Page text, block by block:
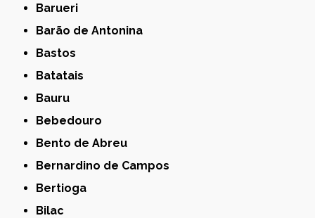
Barueri
Barão de Antonina
Bastos
Batatais
Bauru
Bebedouro
Bento de Abreu
Bernardino de Campos
Bertioga
Bilac